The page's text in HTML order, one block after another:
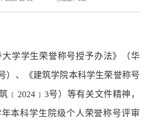
学学生荣誉称号授予办法》（华
）、《建筑学院本科学生荣誉称号
﹝2024﹞3号）等有关文件精神，
年本科学生院级个人荣誉称号评审